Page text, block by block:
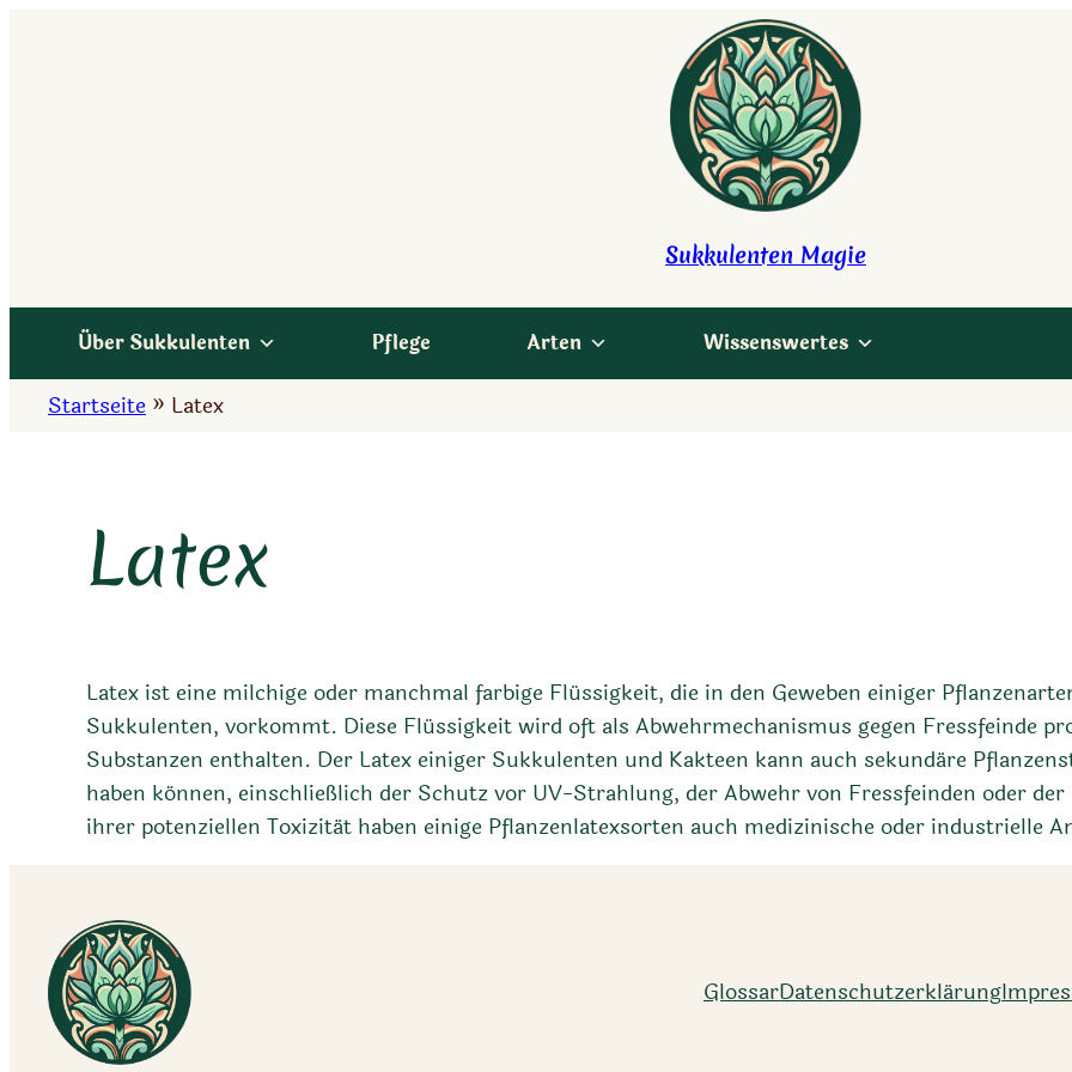
Sukkulenten Magie
Über Sukkulenten Pflege Arten Wissenswertes
Startseite » Latex
Latex
Latex ist eine milchige oder manchmal farbige Flüssigkeit, die in den Geweben einiger
Sukkulenten, vorkommt. Diese Flüssigkeit wird oft als Abwehrmechanismus gegen Fressfeinde
Substanzen enthalten. Der Latex einiger Sukkulenten und Kakteen kann auch sekundäre
haben können, einschließlich der Schutz vor UV-Strahlung, der Abwehr von Fressfeinden oder
ihrer potenziellen Toxizität haben einige Pflanzenlatexsorten auch medizinische oder industrielle
GlossarDatenschutz­erklärung